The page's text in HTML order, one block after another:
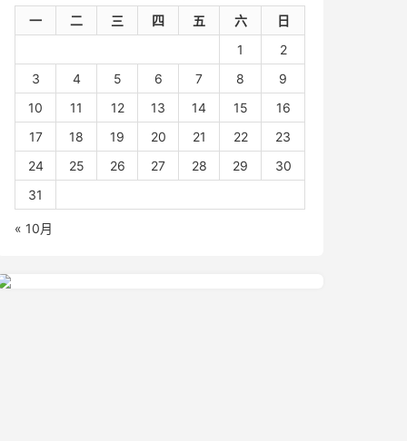
一
二 三 四 五 六
日
1
2
3
4 5 6 7 8
9
10
11 12 13 14 15
16
17
18 19 20 21 22
23
24
25 26 27 28 29
30
31
« 10月